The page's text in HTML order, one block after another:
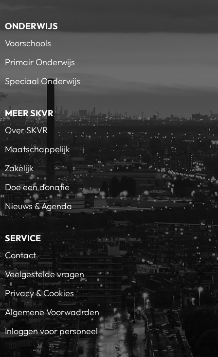
ONDERWIJS
Voorschools
Primair Onderwijs
Speciaal Onderwijs
MEER SKVR
Over SKVR
Maatschappelijk
Zakelijk
Doe een donatie
Nieuws & Agenda
SERVICE
Contact
Veelgestelde vragen
Privacy & Cookies
Algemene Voorwaarden
Inloggen voor personeel